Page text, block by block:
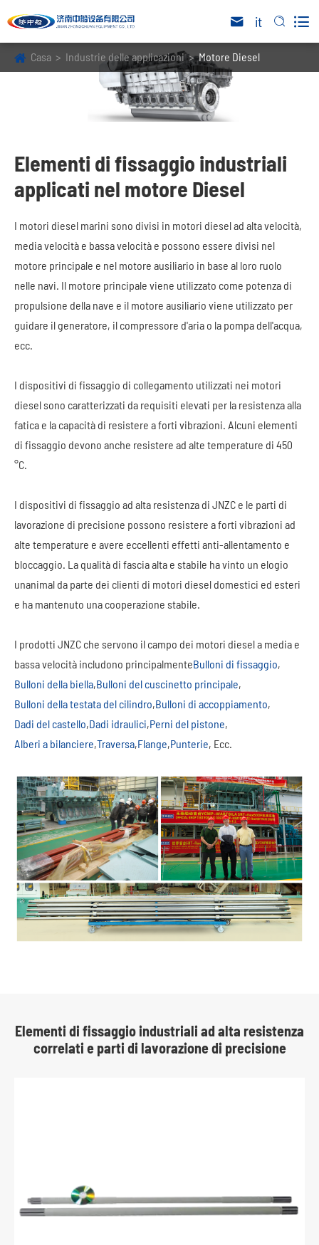
 it  
Casa Industrie delle applicazioni Motore Diesel
Elementi di fissaggio industriali
applicati nel motore Diesel
I motori diesel marini sono divisi in motori diesel ad alta velocità,
media velocità e bassa velocità e possono essere divisi nel
motore principale e nel motore ausiliario in base al loro ruolo
nelle navi. Il motore principale viene utilizzato come potenza di
propulsione della nave e il motore ausiliario viene utilizzato per
guidare il generatore, il compressore d'aria o la pompa dell'acqua,
ecc.
I dispositivi di fissaggio di collegamento utilizzati nei motori
diesel sono caratterizzati da requisiti elevati per la resistenza alla
fatica e la capacità di resistere a forti vibrazioni. Alcuni elementi
di fissaggio devono anche resistere ad alte temperature di 450
°C.
I dispositivi di fissaggio ad alta resistenza di JNZC e le parti di
lavorazione di precisione possono resistere a forti vibrazioni ad
alte temperature e avere eccellenti effetti anti-allentamento e
bloccaggio. La qualità di fascia alta e stabile ha vinto un elogio
unanimal da parte dei clienti di motori diesel domestici ed esteri
e ha mantenuto una cooperazione stabile.
I prodotti JNZC che servono il campo dei motori diesel a media e
bassa velocità includono principalmenteBulloni di fissaggio,
Bulloni della biella,Bulloni del cuscinetto principale,
Bulloni della testata del cilindro,Bulloni di accoppiamento,
Dadi del castello,Dadi idraulici,Perni del pistone,
Alberi a bilanciere,Traversa,Flange,Punterie, Ecc.
Elementi di fissaggio industriali ad alta resistenza
correlati e parti di lavorazione di precisione